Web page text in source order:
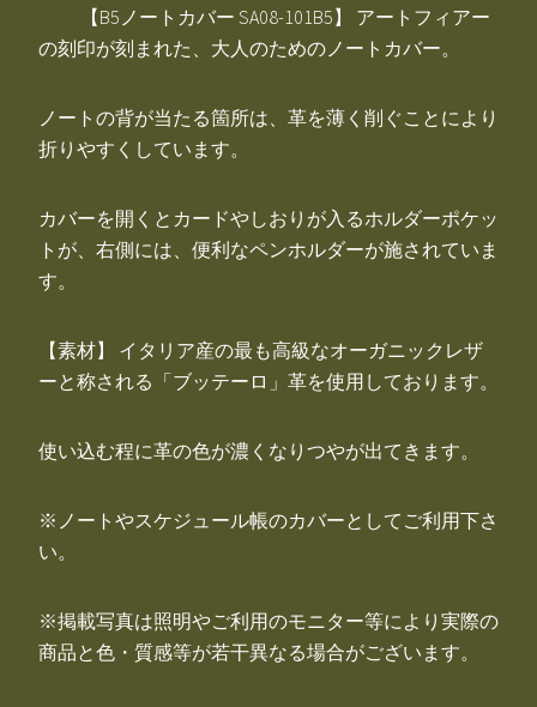
【B5ノートカバー SA08-101B5】 アートフィアー
の刻印が刻まれた、大人のためのノートカバー。
ノートの背が当たる箇所は、革を薄く削ぐことにより
折りやすくしています。
カバーを開くとカードやしおりが入るホルダーポケッ
トが、右側には、便利なペンホルダーが施されていま
す。
【素材】 イタリア産の最も高級なオーガニックレザ
ーと称される「ブッテーロ」革を使用しております。
使い込む程に革の色が濃くなりつやが出てきます。
※ノートやスケジュール帳のカバーとしてご利用下さ
い。
※掲載写真は照明やご利用のモニター等により実際の
商品と色・質感等が若干異なる場合がございます。